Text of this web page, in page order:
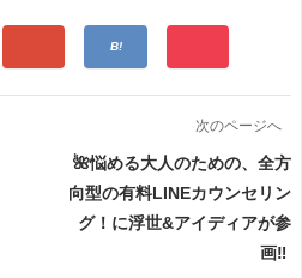
次のページへ
🌺悩める大人のための、全方
向型の有料LINEカウンセリン
グ！に浮世&アイディアが参
画‼️